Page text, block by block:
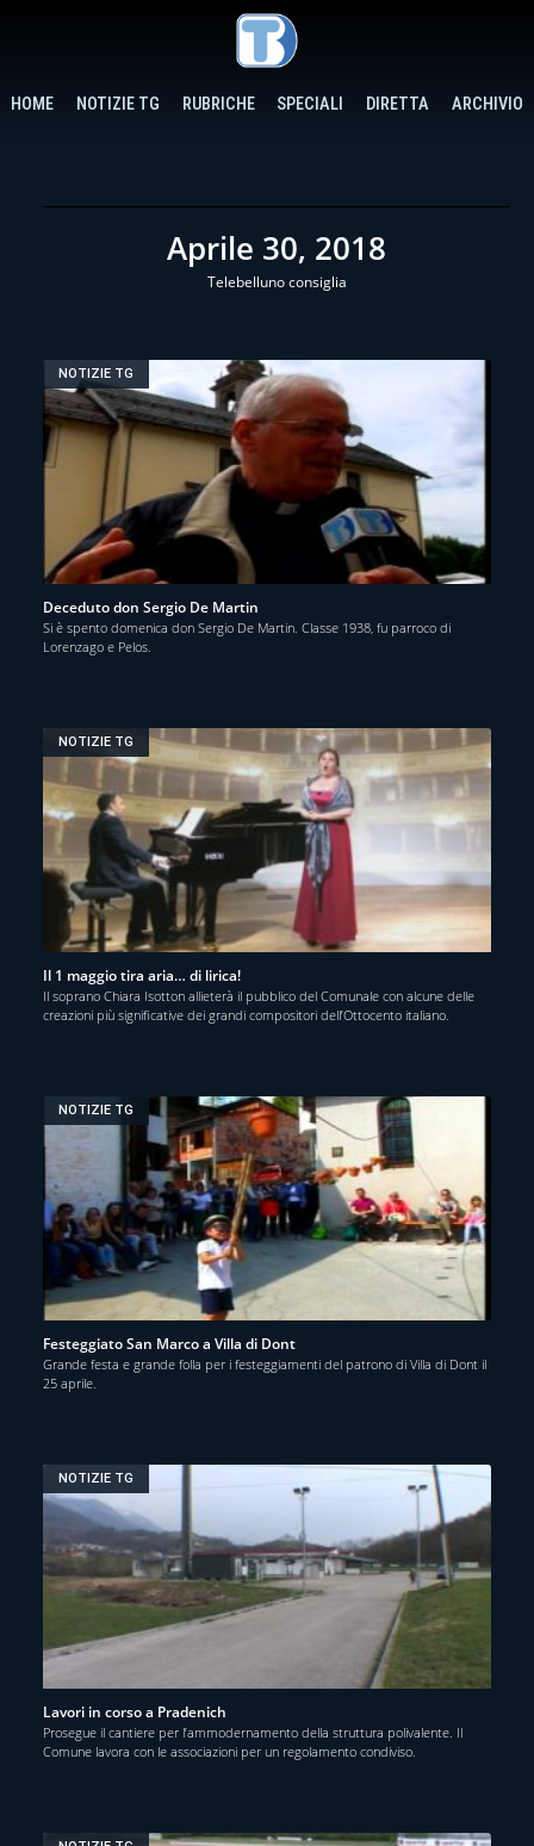
HOME NOTIZIE TG RUBRICHE SPECIALI DIRETTA ARCHIVIO
Aprile 30, 2018
Telebelluno consiglia
NOTIZIE TG
Deceduto don Sergio De Martin
Si è spento domenica don Sergio De Martin. Classe 1938, fu parroco di
Lorenzago e Pelos.
NOTIZIE TG
Il 1 maggio tira aria… di lirica!
Il soprano Chiara Isotton allieterà il pubblico del Comunale con alcune delle
creazioni più significative dei grandi compositori dell’Ottocento italiano.
NOTIZIE TG
Festeggiato San Marco a Villa di Dont
Grande festa e grande folla per i festeggiamenti del patrono di Villa di Dont il
25 aprile.
NOTIZIE TG
Lavori in corso a Pradenich
Prosegue il cantiere per l’ammodernamento della struttura polivalente. Il
Comune lavora con le associazioni per un regolamento condiviso.